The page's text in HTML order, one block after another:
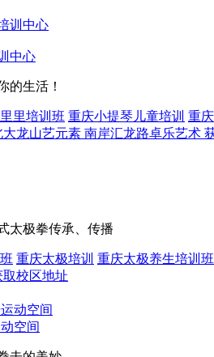
中心
的生活！
里培训班 重庆小提琴儿童培训 重
大龙山艺元素 南岸汇龙路卓乐艺术
太极拳传承、传播
重庆太极培训 重庆太极养生培训班
取校区地址
空间